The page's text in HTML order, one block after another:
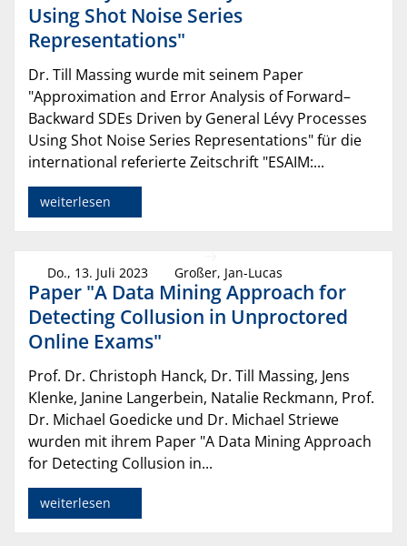
Using Shot Noise Series
Representations"
Dr. Till Massing wurde mit seinem Paper
"Approximation and Error Analysis of Forward–
Backward SDEs Driven by General Lévy Processes
Using Shot Noise Series Representations" für die
international referierte Zeitschrift "ESAIM:...
weiterlesen
Do., 13. Juli 2023 Großer, Jan-Lucas
Paper "A Data Mining Approach for
Detecting Collusion in Unproctored
Online Exams"
Prof. Dr. Christoph Hanck, Dr. Till Massing, Jens
Klenke, Janine Langerbein, Natalie Reckmann, Prof.
Dr. Michael Goedicke und Dr. Michael Striewe
wurden mit ihrem Paper "A Data Mining Approach
for Detecting Collusion in...
weiterlesen